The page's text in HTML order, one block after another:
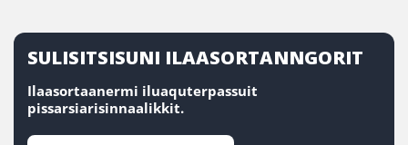
SULISITSISUNI ILAASORTANNGORIT
Ilaasortaanermi iluaquterpassuit
pissarsiarisinnaalikkit.